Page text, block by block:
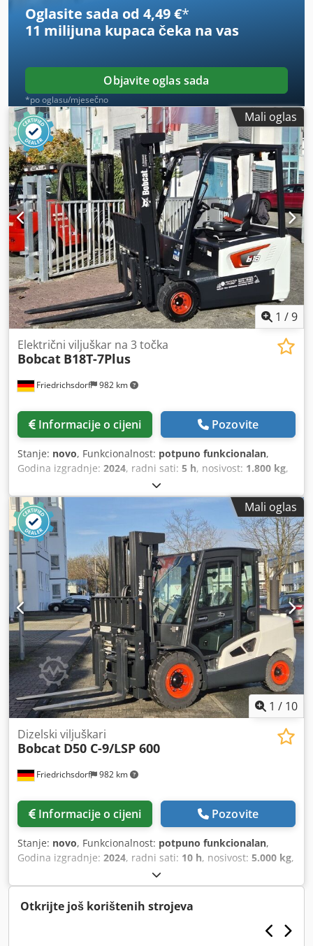
Oglasite sada od 4,49 €*
11 milijuna kupaca čeka na vas
Objavite oglas sada
*po oglasu/mjesečno
Mali oglas
1 /9
Friedrichsdorf 982 km
Električni viljuškar na 3 točka
Bobcat B18T-7Plus
Informacije o cijeni Pozovite
Stanje: novo, Funkcionalnost: potpuno funkcionalan,
Godina izgradnje: 2024, radni sati: 5 h, nosivost: 1.800 kg,
, slobodno podizanje:
mm, vrsta goriva:električni, vrsta jarbola:triplex,
građevinska visina:
, snaga: 6 kW (8,16 KS),
širina nosača vilica:
, duljina vilica:1.200 mm,
prazna masa:
3.250 kg, ukupna dužina:1.991 mm, vrsta
pogona:Elektro, širina gradnje:1.090 mm,
Mali oglas
1 / 10
Friedrichsdorf 982 km
Dizelski viljuškari
Bobcat D50 C-9/LSP 600
Informacije o cijeni Pozovite
Stanje: novo, Funkcionalnost: potpuno funkcionalan,
Godina izgradnje: 2024, radni sati: 10 h, nosivost: 5.000 kg,
, slobodno podizanje:
mm, vrsta goriva:dizel, vrsta jarbola:triplex, građevinska
visina:2.470 mm, snaga:55 kW (74,78 KS)
1.300 mm 1.200 mm
Diesel,
Otkrijte još korištenih strojeva